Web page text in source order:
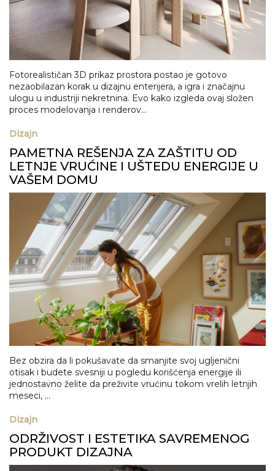
Fotorealističan 3D prikaz prostora postao je gotovo
nezaobilazan korak u dizajnu enterijera, a igra i značajnu
ulogu u industriji nekretnina. Evo kako izgleda ovaj složen
proces modelovanja i renderov...
Dizajn
PAMETNA REŠENJA ZA ZAŠTITU OD
LETNJE VRUĆINE I UŠTEDU ENERGIJE U
VAŠEM DOMU
Bez obzira da li pokušavate da smanjite svoj ugljenični
otisak i budete svesniji u pogledu korišćenja energije ili
jednostavno želite da preživite vrućinu tokom vrelih letnjih
meseci, ...
Dizajn
ODRŽIVOST I ESTETIKA SAVREMENOG
PRODUKT DIZAJNA